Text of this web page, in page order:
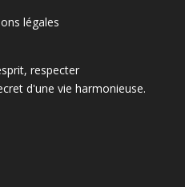
légales
respecter
d'une vie harmonieuse.